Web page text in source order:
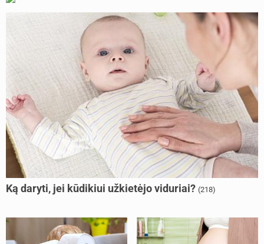
Ką daryti, jei kūdikiui užkietėjo viduriai? (218)